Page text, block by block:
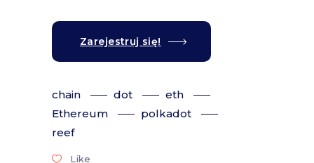
Zarejestruj się!
chain dot
eth
Ethereum
polkadot
reef
Like